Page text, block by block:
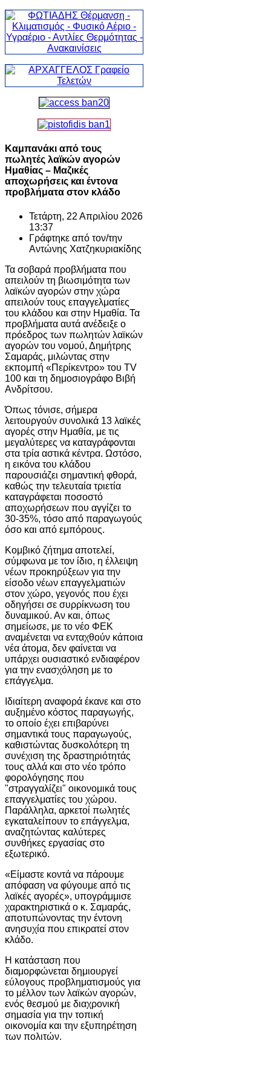
Καμπανάκι από τους
πωλητές λαϊκών αγορών
Ημαθίας – Μαζικές
αποχωρήσεις και έντονα
προβλήματα στον κλάδο
Τετάρτη, 22 Απριλίου 2026
13:37
Γράφτηκε από τον/την
Αντώνης Χατζηκυριακίδης
Τα σοβαρά προβλήματα που
απειλούν τη βιωσιμότητα των
λαϊκών αγορών στην χώρα
απειλούν τους επαγγελματίες
του κλάδου και στην Ημαθία. Τα
προβλήματα αυτά ανέδειξε ο
πρόεδρος των πωλητών λαϊκών
αγορών του νομού, Δημήτρης
Σαμαράς, μιλώντας στην
εκπομπή «Περίκεντρο» του TV
100 και τη δημοσιογράφο Βιβή
Ανδρίτσου.
Όπως τόνισε, σήμερα
λειτουργούν συνολικά 13 λαϊκές
αγορές στην Ημαθία, με τις
μεγαλύτερες να καταγράφονται
στα τρία αστικά κέντρα. Ωστόσο,
η εικόνα του κλάδου
παρουσιάζει σημαντική φθορά,
καθώς την τελευταία τριετία
καταγράφεται ποσοστό
αποχωρήσεων που αγγίζει το
30-35%, τόσο από παραγωγούς
όσο και από εμπόρους.
Κομβικό ζήτημα αποτελεί,
σύμφωνα με τον ίδιο, η έλλειψη
νέων προκηρύξεων για την
είσοδο νέων επαγγελματιών
στον χώρο, γεγονός που έχει
οδηγήσει σε συρρίκνωση του
δυναμικού. Αν και, όπως
σημείωσε, με το νέο ΦΕΚ
αναμένεται να ενταχθούν κάποια
νέα άτομα, δεν φαίνεται να
υπάρχει ουσιαστικό ενδιαφέρον
για την ενασχόληση με το
επάγγελμα.
Ιδιαίτερη αναφορά έκανε και στο
αυξημένο κόστος παραγωγής,
το οποίο έχει επιβαρύνει
σημαντικά τους παραγωγούς,
καθιστώντας δυσκολότερη τη
συνέχιση της δραστηριότητάς
τους αλλά και στο νέο τρόπο
φορολόγησης που
"στραγγαλίζει" οικονομικά τους
επαγγελματίες του χώρου.
Παράλληλα, αρκετοί πωλητές
εγκαταλείπουν το επάγγελμα,
αναζητώντας καλύτερες
συνθήκες εργασίας στο
εξωτερικό.
«Είμαστε κοντά να πάρουμε
απόφαση να φύγουμε από τις
λαϊκές αγορές», υπογράμμισε
χαρακτηριστικά ο κ. Σαμαράς,
αποτυπώνοντας την έντονη
ανησυχία που επικρατεί στον
κλάδο.
Η κατάσταση που
διαμορφώνεται δημιουργεί
εύλογους προβληματισμούς για
το μέλλον των λαϊκών αγορών,
ενός θεσμού με διαχρονική
σημασία για την τοπική
οικονομία και την εξυπηρέτηση
των πολιτών.